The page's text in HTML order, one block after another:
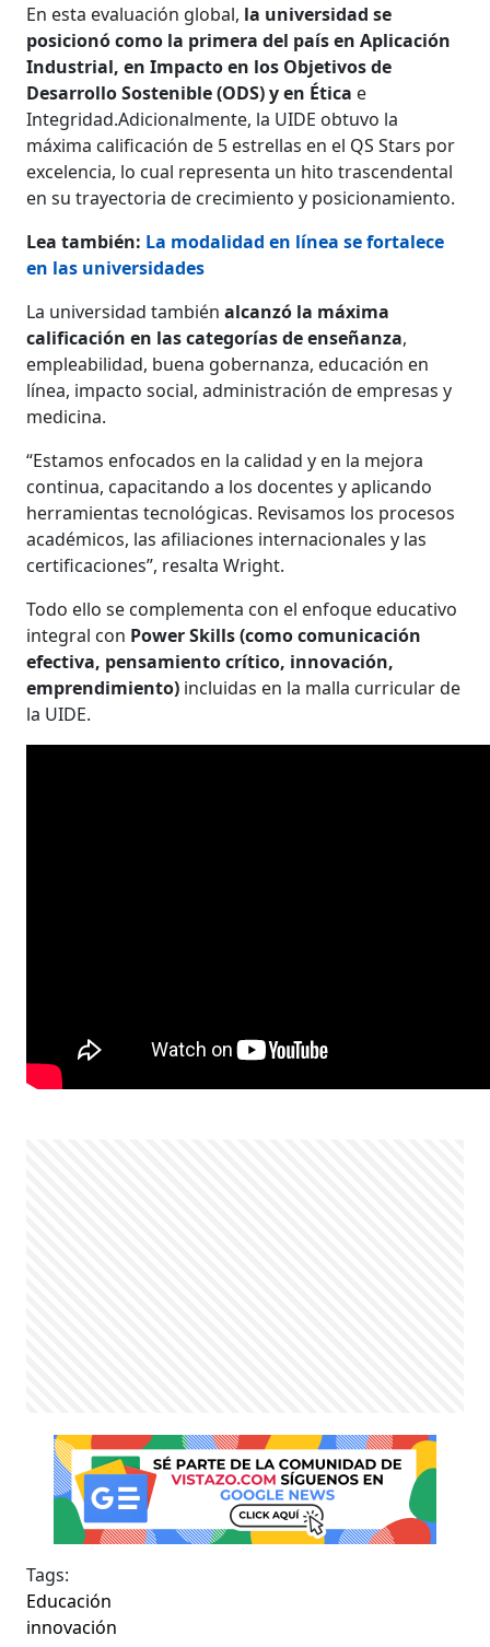
En esta evaluación global, la universidad se
posicionó como la primera del país en Aplicación
Industrial, en Impacto en los Objetivos de
Desarrollo Sostenible (ODS) y en Ética e
Integridad.Adicionalmente, la UIDE obtuvo la
máxima calificación de 5 estrellas en el QS Stars por
excelencia, lo cual representa un hito trascendental
en su trayectoria de crecimiento y posicionamiento.
Lea también: La modalidad en línea se fortalece
en las universidades
La universidad tambiénalcanzó la máxima
calificación en las categorías de enseñanza,
empleabilidad, buena gobernanza, educación en
línea, impacto social, administración de empresas y
medicina.
“Estamos enfocados en la calidad y en la mejora
continua, capacitando a los docentes y aplicando
herramientas tecnológicas. Revisamos los procesos
académicos, las afiliaciones internacionales y las
certificaciones”, resalta Wright.
Todo ello se complementa con el enfoque educativo
integral con Power Skills (como comunicación
efectiva, pensamiento crítico, innovación,
emprendimiento) incluidas en la malla curricular de
la UIDE.
Tags:
Educación
innovación